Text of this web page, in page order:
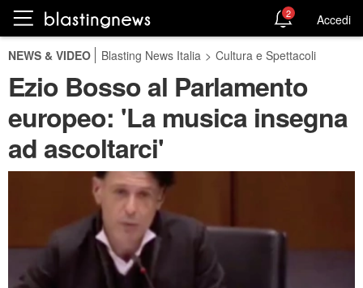
2 Accedi
NEWS & VIDEO Blasting News Italia > Cultura e Spettacoli
Ezio Bosso al Parlamento
europeo: 'La musica insegna
ad ascoltarci'